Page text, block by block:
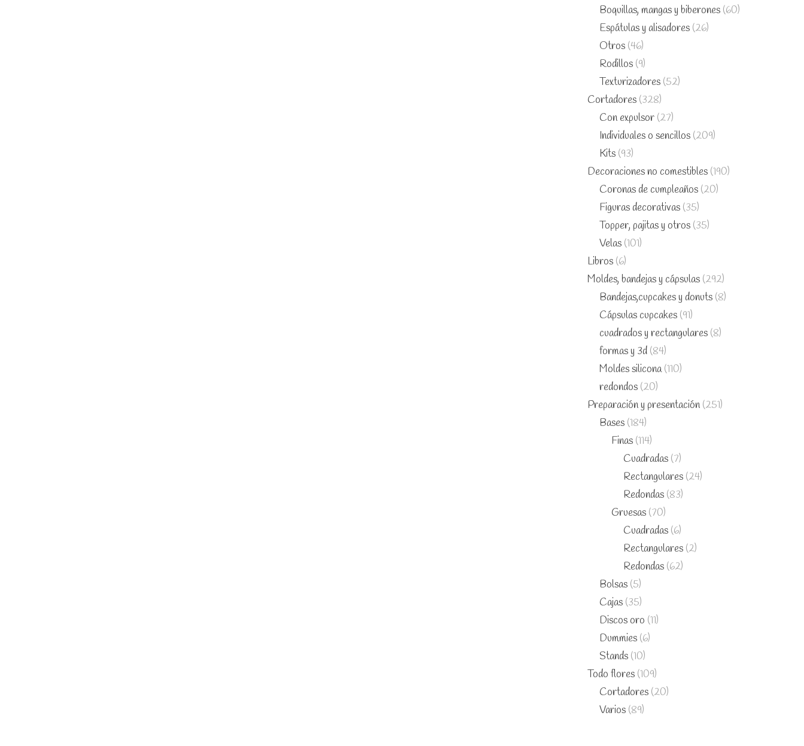
Boquillas, mangas y biberones (60)
Espátulas y alisadores (26)
Otros (46)
Rodillos (9)
Texturizadores (52)
Cortadores (328)
Con expulsor (27)
Individuales o sencillos (209)
Kits (93)
Decoraciones no comestibles (190)
Coronas de cumpleaños (20)
Figuras decorativas (35)
Topper, pajitas y otros (35)
Velas (101)
Libros (6)
Moldes, bandejas y cápsulas (292)
Bandejas,cupcakes y donuts (8)
Cápsulas cupcakes (91)
cuadrados y rectangulares (8)
formas y 3d (84)
Moldes silicona (110)
redondos (20)
Preparación y presentación (251)
Bases (184)
Finas (114)
Cuadradas (7)
Rectangulares (24)
Redondas (83)
Gruesas (70)
Cuadradas (6)
Rectangulares (2)
Redondas (62)
Bolsas (5)
Cajas (35)
Discos oro (11)
Dummies (6)
Stands (10)
Todo flores (109)
Cortadores (20)
Varios (89)